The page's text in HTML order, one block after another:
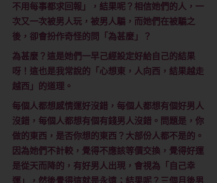
不用每事都求回報」，結果呢？相信她們的人，一
次又一次被男人玩，被男人騙，而她們在被騙之
後，卻會扮作奇怪的問「為甚麼」？
為甚麼？這是她們一早己經設定好給自己的結果
呀！這也是我常說的「心想東，人向西，結果越走
越西」的道理。
每個人都想感情運好沒錯，每個人都想有個好男人
沒錯，每個人都想有個有錢男人沒錯。問題是，你
做的東西，是否你想的東西？大部份人都不是的。
因為她們不計較，覺得不應該等價交換，覺得好運
是從天而降的，有好男人出現，會視為「自己幸
運」，然後覺得這就是永遠；結果呢？三個月後男